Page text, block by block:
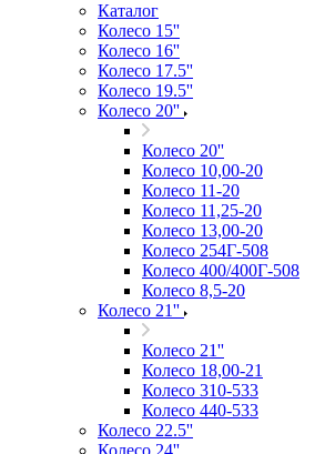
Каталог
Колесо 15''
Колесо 16''
Колесо 17.5''
Колесо 19.5''
Колесо 20''
Колесо 20''
Колесо 10,00-20
Колесо 11-20
Колесо 11,25-20
Колесо 13,00-20
Колесо 254Г-508
Колесо 400/400Г-508
Колесо 8,5-20
Колесо 21''
Колесо 21''
Колесо 18,00-21
Колесо 310-533
Колесо 440-533
Колесо 22.5''
Колесо 24''